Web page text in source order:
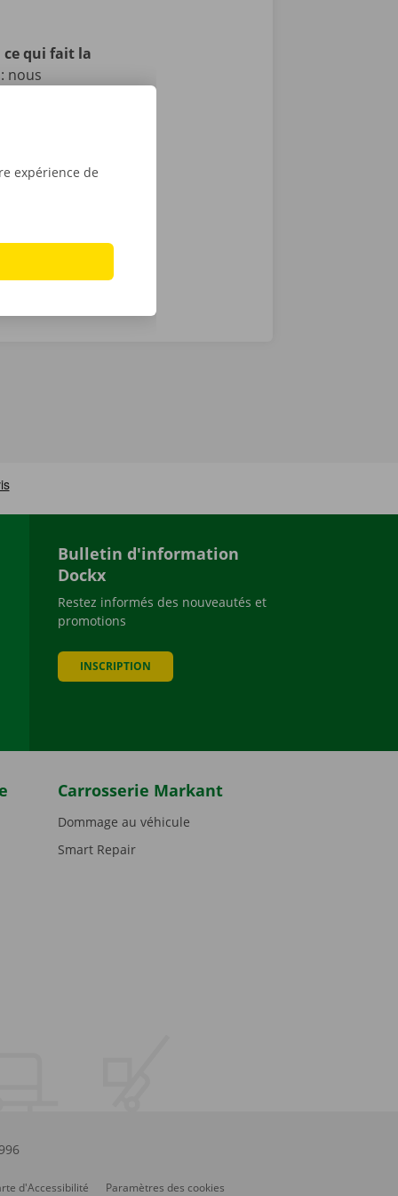
ce qui fait la
nous
Avec
Bulletin d'information
Dockx
Restez informés des nouveautés et
promotions
INSCRIPTION
Carrosserie Markant
Dommage au véhicule
Smart Repair
d'Accessibilité Paramètres des cookies
expérience de